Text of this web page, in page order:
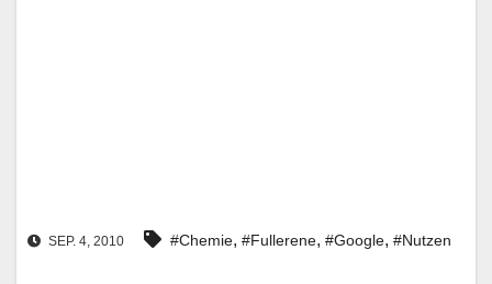
SEP. 4, 2010 #Chemie, #Fullerene, #Google, #Nutzen